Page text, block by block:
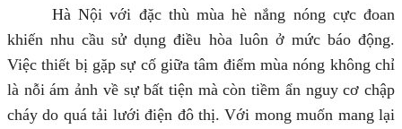
Hà Nội với đặc thù mùa hè nắng nóng cực đoan
khiến nhu cầu sử dụng điều hòa luôn ở mức báo động.
Việc thiết bị gặp sự cố giữa tâm điểm mùa nóng không chỉ
là nỗi ám ảnh về sự bất tiện mà còn tiềm ẩn nguy cơ chập
cháy do quá tải lưới điện đô thị. Với mong muốn mang lại